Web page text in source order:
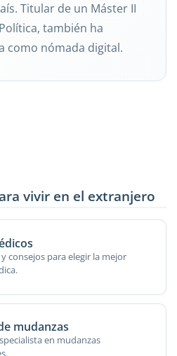
Titular de un Máster II
también ha
como nómada digital.
vivir en el extranjero
consejos para elegir la mejor
mudanzas
en mudanzas